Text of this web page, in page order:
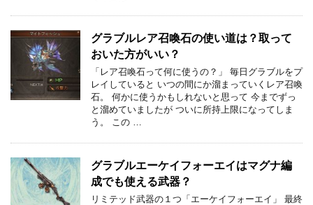
グラブルレア召喚石の使い道は？取って
おいた方がいい？
「レア召喚石って何に使うの？」 毎日グラブルをプ
レイしていると いつの間にか溜まっていくレア召喚
石。 何かに使うかもしれないと思って 今までずっ
と溜めていましたが ついに所持上限になってしま
う。 この …
グラブルエーケイフォーエイはマグナ編
成でも使える武器？
リミテッド武器の１つ「エーケイフォーエイ」 最終